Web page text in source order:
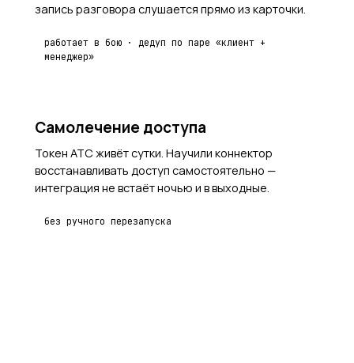
запись разговора слушается прямо из карточки.
работает в бою · дедуп по паре «клиент +
менеджер»
Самолечение доступа
Токен АТС живёт сутки. Научили коннектор
восстанавливать доступ самостоятельно —
интеграция не встаёт ночью и в выходные.
без ручного перезапуска